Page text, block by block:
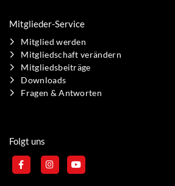
Mitglieder-Service
Mitglied werden
Mitgliedschaft verändern
Mitgliedsbeiträge
Downloads
Fragen & Antworten
Folgt uns